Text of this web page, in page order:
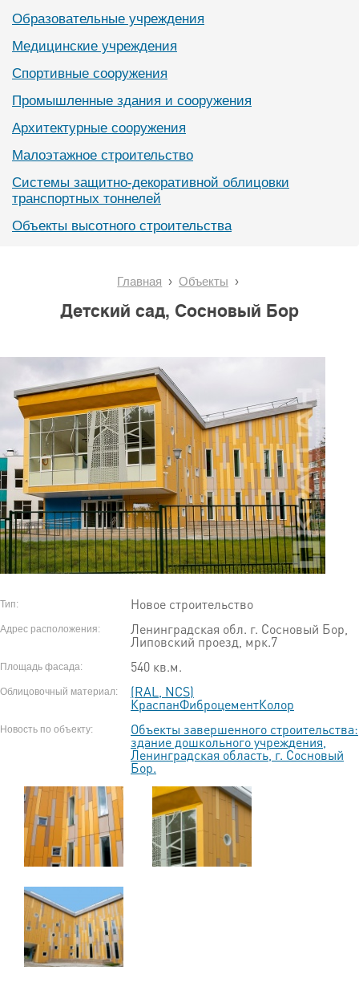
Образовательные учреждения
Медицинские учреждения
Спортивные сооружения
Промышленные здания и сооружения
Архитектурные сооружения
Малоэтажное строительство
Системы защитно-декоративной облицовки
транспортных тоннелей
Объекты высотного строительства
Главная Объекты
Детский сад, Сосновый Бор
Тип: Новое строительство
Адрес расположения: Ленинградская обл. г. Сосновый Бор,
Липовский проезд, мрк.7
Площадь фасада: 540 кв.м.
Облицовочный материал: (RAL, NCS)
КраспанФиброцементКолор
Новость по объекту: Объекты завершенного строительства:
здание дошкольного учреждения,
Ленинградская область, г. Сосновый
Бор.